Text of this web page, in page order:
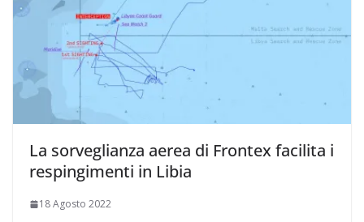
La sorveglianza aerea di Frontex facilita i
respingimenti in Libia
18 Agosto 2022